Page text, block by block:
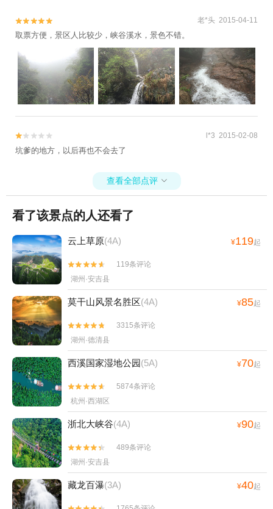

 老*头 2015-04-11
取票方便，景区人比较少，峡谷溪水，景色不错。

 l*3 2015-02-08
坑爹的地方，以后再也不会去了
查看全部点评 
看了该景点的人还看了
云上草原(4A) ¥119起


119条评论
湖州·安吉县
莫干山风景名胜区(4A) ¥85起


3315条评论
湖州·德清县
西溪国家湿地公园(5A) ¥70起


5874条评论
杭州·西湖区
浙北大峡谷(4A) ¥90起


489条评论
湖州·安吉县
藏龙百瀑(3A) ¥40起